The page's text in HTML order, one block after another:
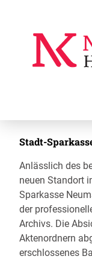
Stadt-
Anlässlich des
neuen Standort
Sparkasse
der
Archivs. Die
Aktenordnern
erschlossenes